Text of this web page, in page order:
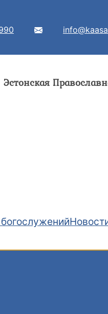
Эстонская